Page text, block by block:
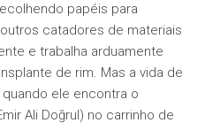
papéis para
catadores de materiais
e trabalha arduamente
de rim. Mas a vida de
ele encontra o
Ali Doğrul) no carrinho de